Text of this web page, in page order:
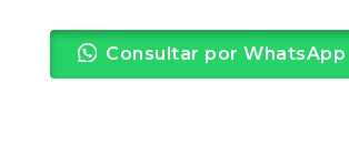
Consultar por WhatsApp